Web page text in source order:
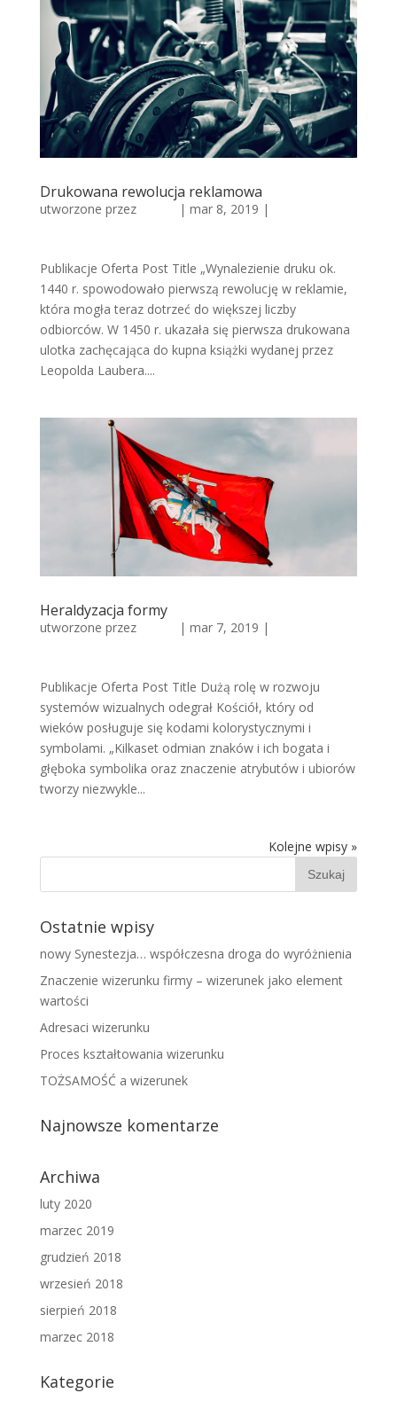
Drukowana rewolucja reklamowa
utworzone przez | mar 8, 2019 |
Publikacje Oferta Post Title „Wynalezienie druku ok.
1440 r. spowodowało pierwszą rewolucję w reklamie,
która mogła teraz dotrzeć do większej liczby
odbiorców. W 1450 r. ukazała się pierwsza drukowana
ulotka zachęcająca do kupna książki wydanej przez
Leopolda Laubera....
Heraldyzacja formy
utworzone przez | mar 7, 2019 |
Publikacje Oferta Post Title Dużą rolę w rozwoju
systemów wizualnych odegrał Kościół, który od
wieków posługuje się kodami kolorystycznymi i
symbolami. „Kilkaset odmian znaków i ich bogata i
głęboka symbolika oraz znaczenie atrybutów i ubiorów
tworzy niezwykle...
Kolejne wpisy »
Ostatnie wpisy
nowy Synestezja… współczesna droga do wyróżnienia
Znaczenie wizerunku firmy – wizerunek jako element
wartości
Adresaci wizerunku
Proces kształtowania wizerunku
TOŻSAMOŚĆ a wizerunek
Najnowsze komentarze
Archiwa
luty 2020
marzec 2019
grudzień 2018
wrzesień 2018
sierpień 2018
marzec 2018
Kategorie